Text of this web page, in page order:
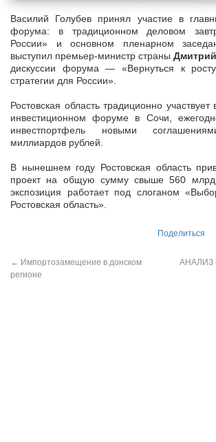
Василий Голубев принял участие в
форума: в традиционном деловом
России» и основном пленарном
выступил премьер-министр страны
дискуссии форума — «Вернуться к
стратегии для России».
Ростовская область традиционно
инвестиционном форуме в Сочи,
инвестпортфель новыми
миллиардов рублей.
В нынешнем году Ростовская область
проект на общую сумму свыше 560 млрд
экспозиция работает под слоганом
Ростовская область».
Поделиться
← Импортозамещение в донском
регионе